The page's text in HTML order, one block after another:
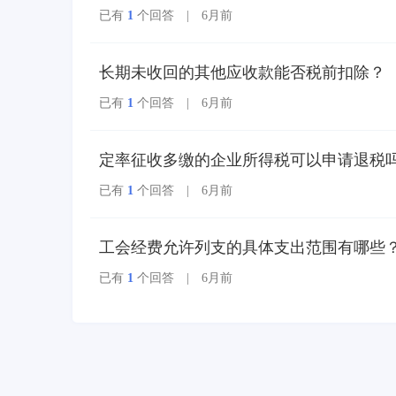
已有 1 个回答 | 6月前
长期未收回的其他应收款能否税前扣除？
已有 1 个回答 | 6月前
定率征收多缴的企业所得税可以申请退税
已有 1 个回答 | 6月前
工会经费允许列支的具体支出范围有哪些
已有 1 个回答 | 6月前